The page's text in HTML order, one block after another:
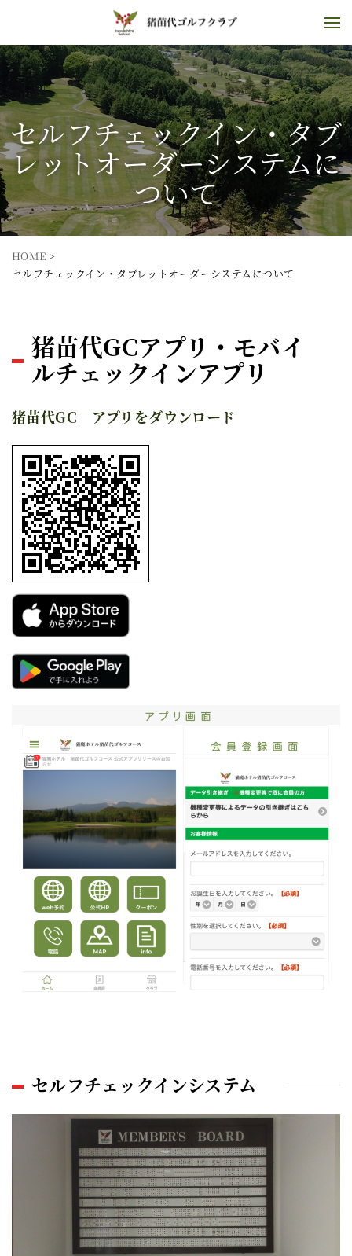
セルフチェックイン・タブ
レットオーダーシステムに
ついて
HOME >
セルフチェックイン・タブレットオーダーシステムについて
猪苗代GCアプリ・モバイ
ルチェックインアプリ
猪苗代GC アプリをダウンロード
セルフチェックインシステム